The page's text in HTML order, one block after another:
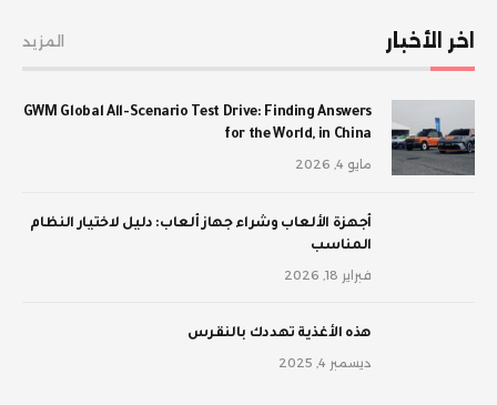
اخر الأخبار المزيد
GWM Global All-Scenario Test Drive: Finding Answers
for the World, in China
مايو 4, 2026
أجهزة الألعاب وشراء جهاز ألعاب: دليل لاختيار النظام
المناسب
فبراير 18, 2026
‫هذه الأغذية تهددك بالنقرس
ديسمبر 4, 2025